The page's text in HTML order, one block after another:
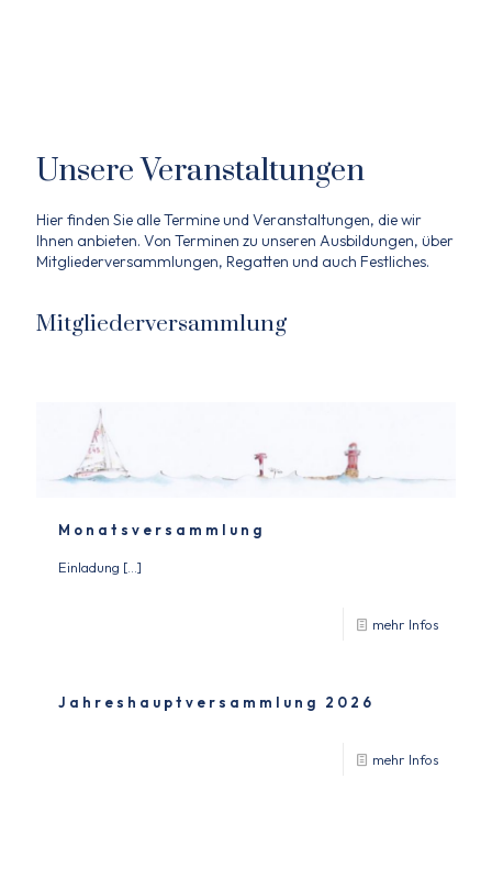
Unsere Veranstaltungen
Hier finden Sie alle Termine und Veranstaltungen, die wir
Ihnen anbieten. Von Terminen zu unseren Ausbildungen, über
Mitgliederversammlungen, Regatten und auch Festliches.
Mitgliederversammlung
Monatsversammlung
Einladung […]
mehr Infos
Jahreshauptversammlung 2026
mehr Infos